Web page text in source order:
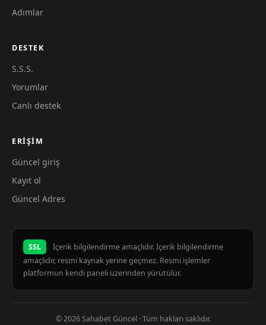
Adımlar
DESTEK
S.S.S.
Yorumlar
Canlı destek
ERIŞIM
Güncel giriş
Kayıt ol
Güncel Adres
SSL
İçerik bilgilendirme amaçlıdır. İçerik bilgilendirme
amaçlıdır, resmi kaynak yerine geçmez. Resmi işlemler
platformun kendi paneli üzerinden yürütülür.
© 2026 Sahabet Güncel · Tüm hakları saklıdır.